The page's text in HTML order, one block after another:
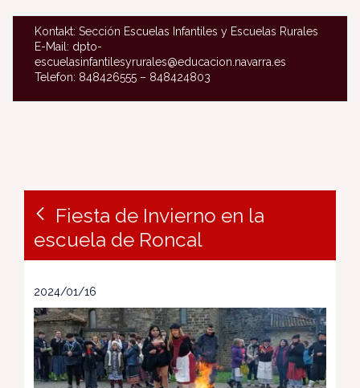
Kontakt: Sección Escuelas Infantiles y Escuelas Rurales
E-Mail: dpto-
escuelasinfantilesyrurales@educacion.navarra.es
Telefon: 848426555 – 848424803
Fiesta de Invierno en la
escuela de Roncal
2024/01/16